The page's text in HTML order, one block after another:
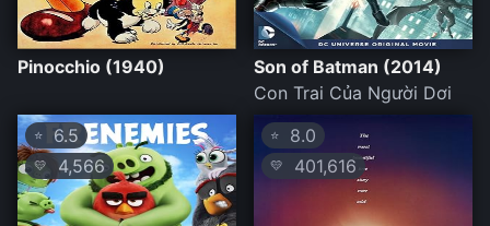
Pinocchio (1940)
Son of Batman (2014)
Con Trai Của Người Dơi
⭐ 6.5
💛 4,566
⭐ 8.0
💛 401,616